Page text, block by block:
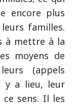
encore plus
familles.
à mettre à la
moyens de
(appels
y a lieu, leur
sens. Il les